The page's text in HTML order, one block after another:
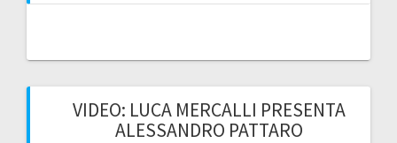
VIDEO: LUCA MERCALLI PRESENTA
ALESSANDRO PATTARO